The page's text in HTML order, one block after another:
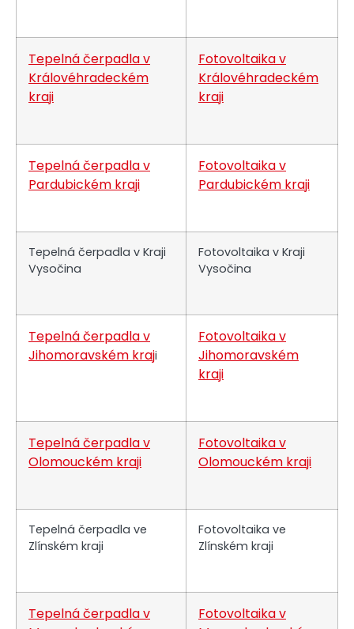
Tepelná čerpadla v
Královéhradeckém
kraji
Fotovoltaika v
Královéhradeckém
kraji
Tepelná čerpadla v
Pardubickém kraji
Fotovoltaika v
Pardubickém kraji
Tepelná čerpadla v Kraji
Vysočina
Fotovoltaika v Kraji
Vysočina
Tepelná čerpadla v
Jihomoravském kraji
Fotovoltaika v
Jihomoravském
kraji
Tepelná čerpadla v
Olomouckém kraji
Fotovoltaika v
Olomouckém kraji
Tepelná čerpadla ve
Zlínském kraji
Fotovoltaika ve
Zlínském kraji
Tepelná čerpadla v
Fotovoltaika v